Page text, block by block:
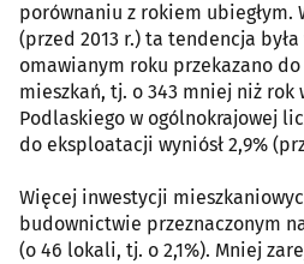
porównaniu z rokiem ubiegłym.
(przed 2013 r.) ta tendencja była
omawianym roku przekazano do
mieszkań, tj. o 343 mniej niż rok
Podlaskiego w ogólnokrajowej
do eksploatacji wyniósł 2,9%
Więcej inwestycji
budownictwie przeznaczonym
(o 46 lokali, tj. o 2,1%). Mniej